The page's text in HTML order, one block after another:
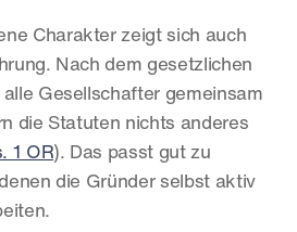
Charakter zeigt sich auch
Nach dem gesetzlichen
Gesellschafter gemeinsam
die Statuten nichts anderes
1 OR). Das passt gut zu
die Gründer selbst aktiv